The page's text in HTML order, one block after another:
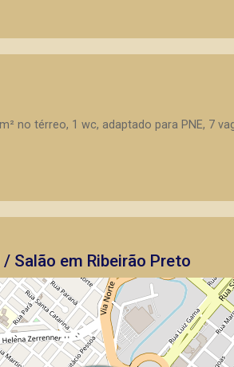
no térreo, 1 wc, adaptado para PNE, 7
Salão em Ribeirão Preto